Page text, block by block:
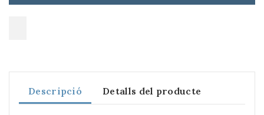
Descripció Detalls del producte